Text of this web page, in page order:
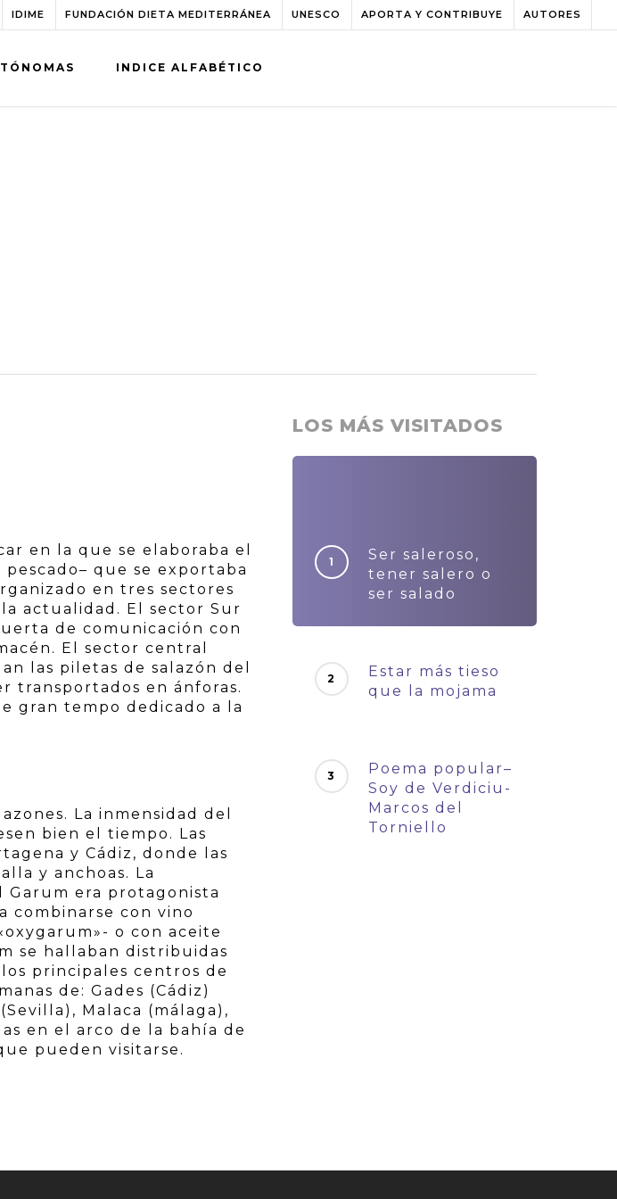
IDIME FUNDACIÓN DIETA MEDITERRÁNEA UNESCO APORTA Y CONTRIBUYE AUTORES
INDICE ALFABÉTICO
en la que se elaboraba el
que se exportaba
en tres sectores
actualidad. El sector Sur
de comunicación con
El sector central
las piletas de salazón del
transportados en ánforas.
gran tempo dedicado a la
La inmensidad del
bien el tiempo. Las
y Cádiz, donde las
y anchoas. La
era protagonista
combinarse con vino
o con aceite
se hallaban distribuidas
principales centros de
de: Gades (Cádiz)
Malaca (málaga),
en el arco de la bahía de
pueden visitarse.
LOS MÁS VISITADOS
Ser saleroso,
tener salero o
ser salado
Estar más tieso
que la mojama
Poema popular–
Soy de Verdiciu-
Marcos del
Torniello